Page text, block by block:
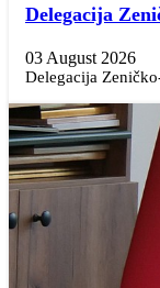
Delegacija
03 August 2026
Delegacija